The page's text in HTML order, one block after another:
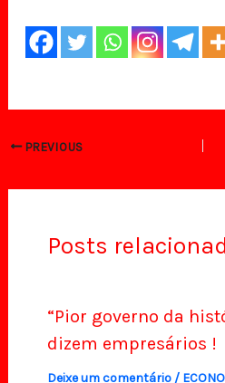
PREVIOUS
Posts
“Pior governo da
dizem empresários !
Deixe um comentário /